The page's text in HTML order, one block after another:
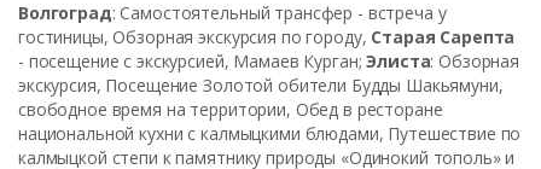
Волгоград: Самостоятельный трансфер - встреча у
гостиницы, Обзорная экскурсия по городу, Старая Сарепта
- посещение с экскурсией, Мамаев Курган;Элиста: Обзорная
экскурсия, Посещение Золотой обители Будды Шакьямуни,
свободное время на территории, Обед в ресторане
национальной кухни с калмыцкими блюдами, Путешествие по
калмыцкой степи к памятнику природы «Одинокий тополь» и